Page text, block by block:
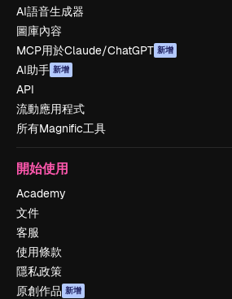
AI語音生成器
圖庫內容
MCP用於Claude/ChatGPT 新增
AI助手 新增
API
流動應用程式
所有Magnific工具
開始使用
Academy
文件
客服
使用條款
隱私政策
原創作品 新增